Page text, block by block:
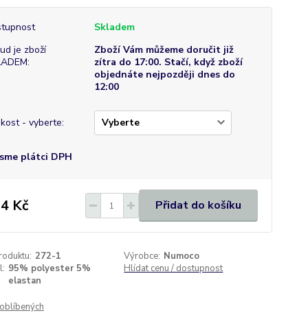
Skladem
je zboží
Zboží Vám můžeme doručit již
zítra do 17:00. Stačí, když zboží
objednáte nejpozději dnes do
12:00
- vyberte:
plátci DPH
Kč Přidat do košíku
272-1 Výrobce: Numoco
95% polyester 5%
elastan
Hlídat cenu / dostupnost